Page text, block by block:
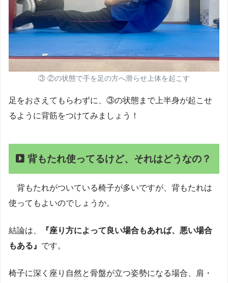
③ ②の状態で手を足の方へ滑らせ上体を起こす
足をおさえてもらわずに、③の状態まで上半身が起こせ
るように背筋をつけてみましょう！
背もたれ使ってるけど、それはどうなの？
背もたれがついている椅子が多いですが、背もたれは
使ってもよいのでしょうか。
結論は、
『座り方によって良い場合もあれば、悪い場合
もある』 です。
椅子に深く座り自然と骨盤が立つ姿勢になる場合、肩・